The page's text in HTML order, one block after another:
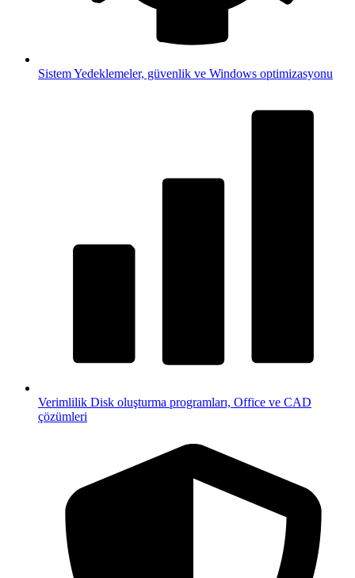
SistemYedeklemeler, güvenlik ve Windows optimizasyonu
Verimlilik Disk oluşturma programları, Office ve CAD
çözümleri